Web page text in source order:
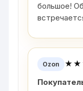
большое!
Ozon